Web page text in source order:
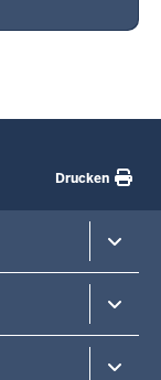
Drucken